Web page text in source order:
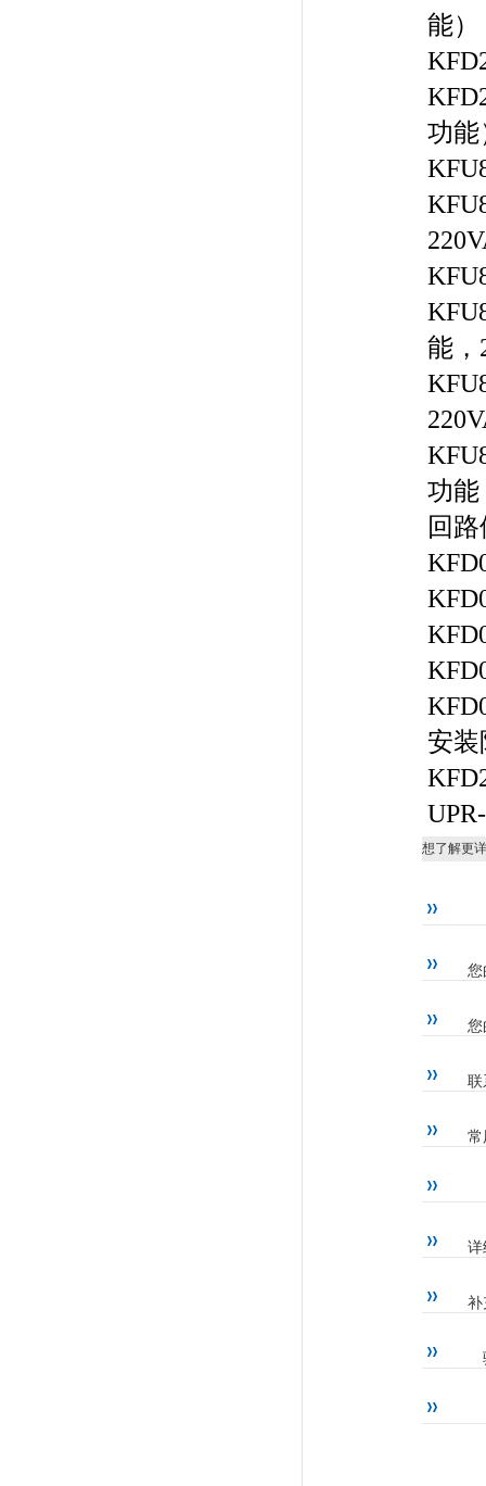
能）
功能
能，
功能
回
安
想了解更
您
您
联
常
详
补